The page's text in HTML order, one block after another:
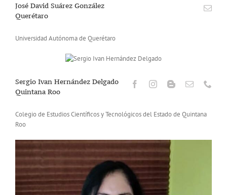
José David Suárez González
Querétaro
Universidad Autónoma de Querétaro
Sergio Ivan Hernández Delgado
Quintana Roo
Colegio de Estudios Científicos y Tecnológicos del Estado de Quintana
Roo